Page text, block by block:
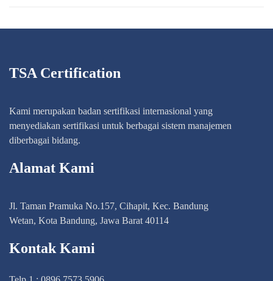
TSA Certification
Kami merupakan badan sertifikasi internasional yang
menyediakan sertifikasi untuk berbagai sistem manajemen
diberbagai bidang.
Alamat Kami
Jl. Taman Pramuka No.157, Cihapit, Kec. Bandung
Wetan, Kota Bandung, Jawa Barat 40114
Kontak Kami